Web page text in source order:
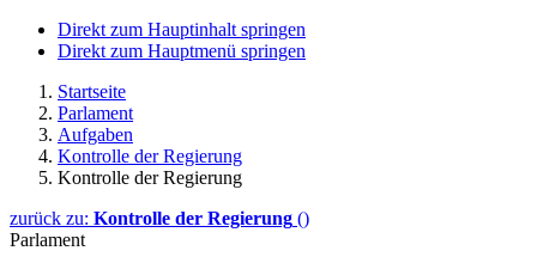
Direkt zum Hauptinhalt springen
Direkt zum Hauptmenü springen
Startseite
Parlament
Aufgaben
Kontrolle der Regierung
Kontrolle der Regierung
zurück zu: Kontrolle der Regierung ()
Parlament